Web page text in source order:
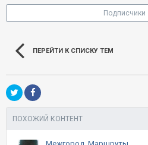
Подписчики
ПЕРЕЙТИ К СПИСКУ ТЕМ
ПОХОЖИЙ КОНТЕНТ